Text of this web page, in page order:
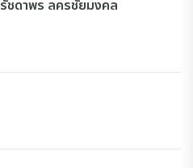
รัชดาพร ลครชัยมงคล